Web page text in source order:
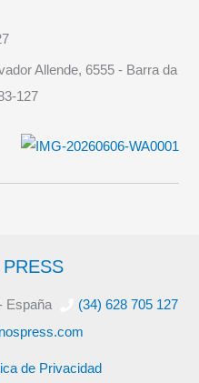
Allende, 6555 - Barra da
127
España
(34) 628 705 127
de Privacidad